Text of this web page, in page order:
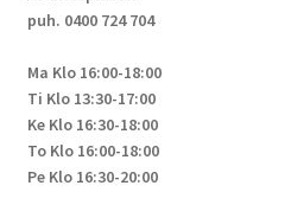
puh. 0400 724 704
Ma Klo 16:00-18:00
Ti Klo 13:30-17:00
Ke Klo 16:30-18:00
To Klo 16:00-18:00
Pe Klo 16:30-20:00